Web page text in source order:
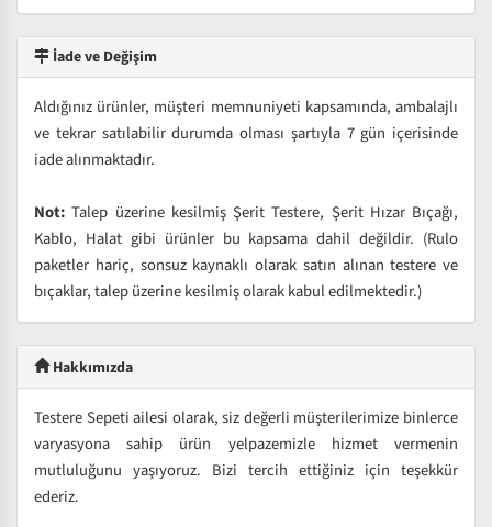
İade ve Değişim
Aldığınız ürünler, müşteri memnuniyeti kapsamında, ambalajlı
ve tekrar satılabilir durumda olması şartıyla 7 gün içerisinde
iade alınmaktadır.
Not: Talep üzerine kesilmiş Şerit Testere, Şerit Hızar Bıçağı,
Kablo, Halat gibi ürünler bu kapsama dahil değildir. (Rulo
paketler hariç, sonsuz kaynaklı olarak satın alınan testere ve
bıçaklar, talep üzerine kesilmiş olarak kabul edilmektedir.)
Hakkımızda
Testere Sepeti ailesi olarak, siz değerli müşterilerimize binlerce
varyasyona sahip ürün yelpazemizle hizmet vermenin
mutluluğunu yaşıyoruz. Bizi tercih ettiğiniz için teşekkür
ederiz.